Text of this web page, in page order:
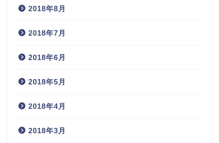
2018年8月
2018年7月
2018年6月
2018年5月
2018年4月
2018年3月